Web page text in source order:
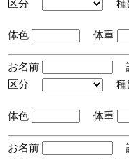
区分
種
(手入
体色
体重
お名前
区分
種
(手入
体色
体重
お名前